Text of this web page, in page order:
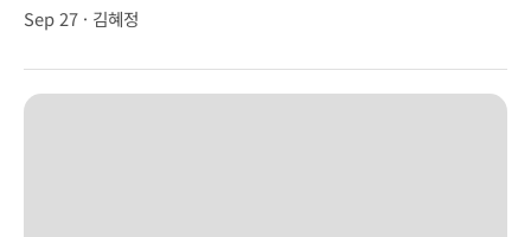
Sep 27 · 김혜정